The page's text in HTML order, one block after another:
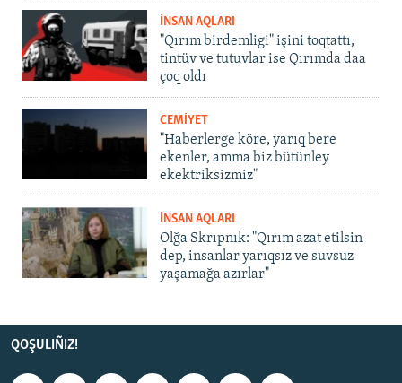
İNSAN AQLARI
"Qırım birdemligi" işini toqtattı,
tintüv ve tutuvlar ise Qırımda daa
çoq oldı
CEMİYET
"Haberlerge köre, yarıq bere
ekenler, amma biz bütünley
ekektriksizmiz"
İNSAN AQLARI
Olğa Skrıpnık: "Qırım azat etilsin
dep, insanlar yarıqsız ve suvsuz
yaşamağa azırlar"
QOŞULIÑIZ!